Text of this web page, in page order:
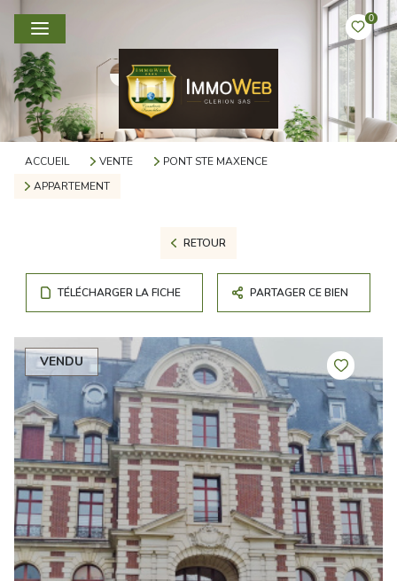
0
ACCUEIL VENTE
PONT STE MAXENCE
APPARTEMENT
RETOUR
TÉLÉCHARGER LA FICHE PARTAGER CE BIEN
VENDU